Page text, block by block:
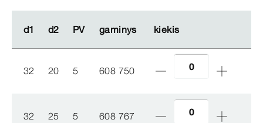
d1 d2 PV gaminys kiekis
d1 d2 PV gaminys kiekis
32 20 5 608 750
32 25 5 608 767